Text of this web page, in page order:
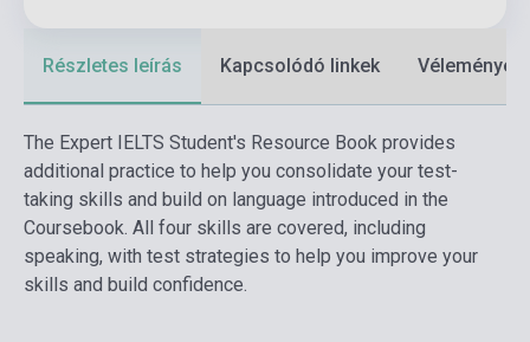
Részletes leírás Kapcsolódó linkek Vélemények
The Expert IELTS Student's Resource Book provides
additional practice to help you consolidate your test-
taking skills and build on language introduced in the
Coursebook. All four skills are covered, including
speaking, with test strategies to help you improve your
skills and build confidence.